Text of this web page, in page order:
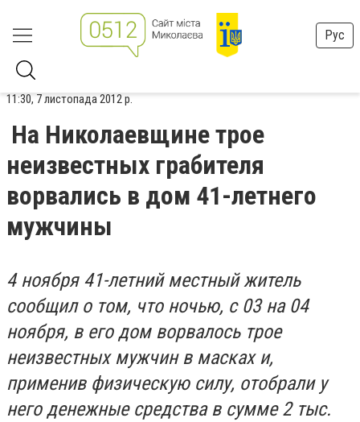
Рус
11:30, 7 листопада 2012 р.
На Николаевщине трое
неизвестных грабителя
ворвались в дом 41-летнего
мужчины
4 ноября 41-летний местный житель
сообщил о том, что ночью, с 03 на 04
ноября, в его дом ворвалось трое
неизвестных мужчин в масках и,
применив физическую силу, отобрали у
него денежные средства в сумме 2 тыс.